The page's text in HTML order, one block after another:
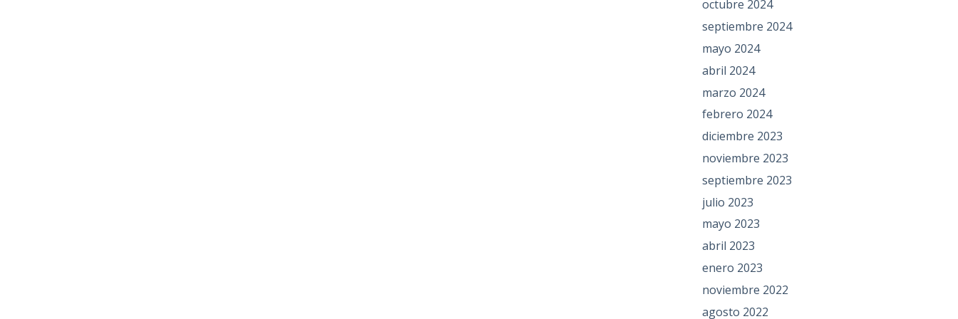
octubre 2024
septiembre 2024
mayo 2024
abril 2024
marzo 2024
febrero 2024
diciembre 2023
noviembre 2023
septiembre 2023
julio 2023
mayo 2023
abril 2023
enero 2023
noviembre 2022
agosto 2022